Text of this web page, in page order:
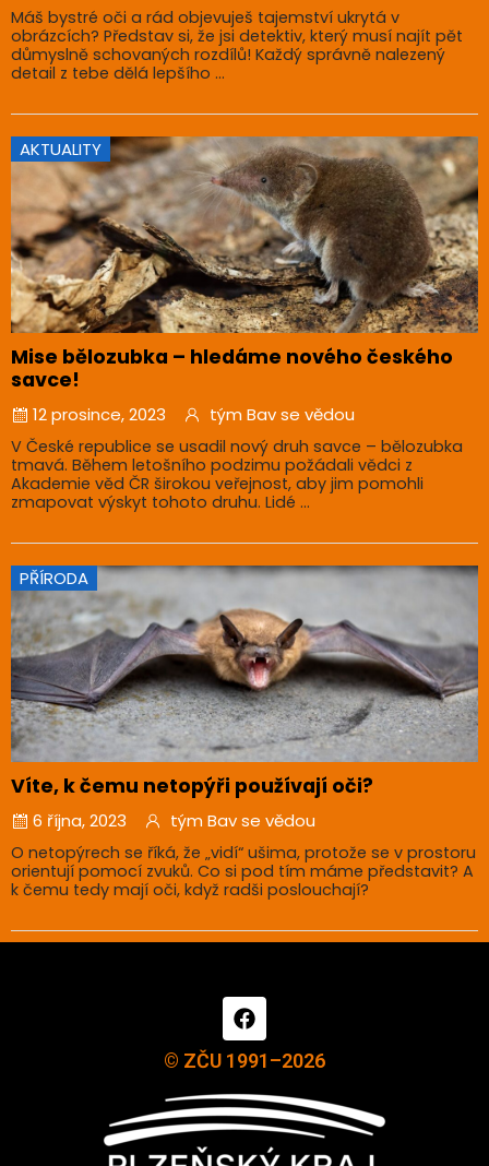
Máš bystré oči a rád objevuješ tajemství ukrytá v
obrázcích? Představ si, že jsi detektiv, který musí najít pět
důmyslně schovaných rozdílů! Každý správně nalezený
detail z tebe dělá lepšího ...
AKTUALITY
Mise bělozubka – hledáme nového českého
savce!
12 prosince, 2023 tým Bav se vědou
V České republice se usadil nový druh savce – bělozubka
tmavá. Během letošního podzimu požádali vědci z
Akademie věd ČR širokou veřejnost, aby jim pomohli
zmapovat výskyt tohoto druhu. Lidé ...
PŘÍRODA
Víte, k čemu netopýři používají oči?
6 října, 2023 tým Bav se vědou
O netopýrech se říká, že „vidí“ ušima, protože se v prostoru
orientují pomocí zvuků. Co si pod tím máme představit? A
k čemu tedy mají oči, když radši poslouchají?
© ZČU 1991–2026